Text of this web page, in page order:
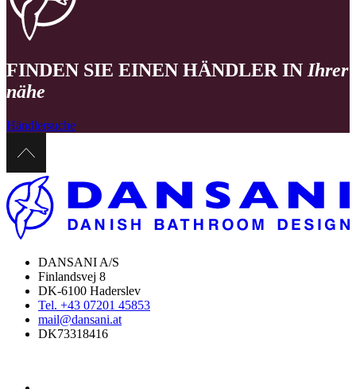
FINDEN SIE EINEN HÄNDLER IN Ihrer
nähe
Händlersuche
DANSANI A/S
Finlandsvej 8
DK-6100 Haderslev
Tel. +43 07201 45853
mail@dansani.at
DK73318416